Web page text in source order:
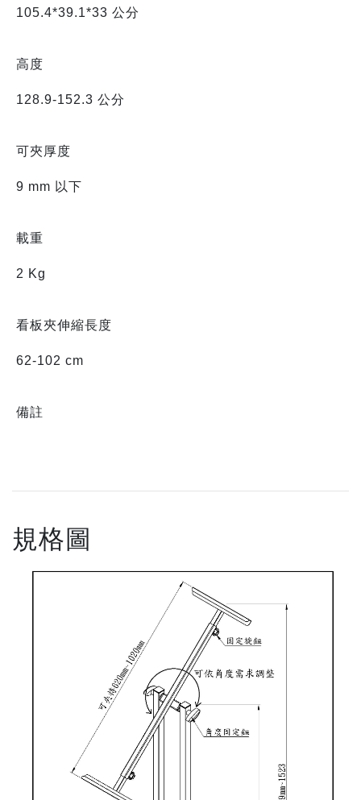
105.4*39.1*33 公分
高度
128.9-152.3 公分
可夾厚度
9 mm 以下
載重
2 Kg
看板夾伸縮長度
62-102 cm
備註
規格圖